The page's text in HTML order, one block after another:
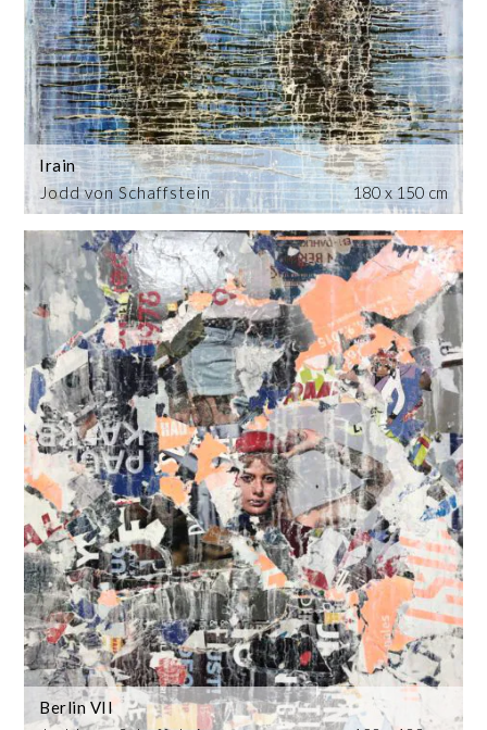
Jodd von Schaffstein
Irain
180 x 150 cm
Berlin VII